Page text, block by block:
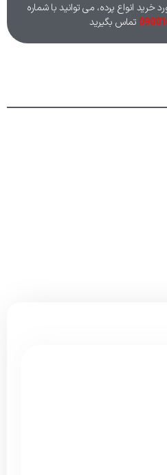
خرید انواع پرده، می توانید با شماره
تماس بگیرید